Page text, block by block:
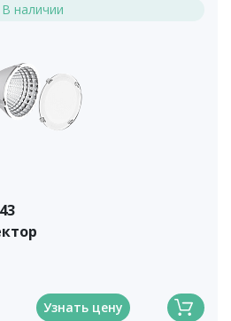
В наличии
Узнать цену